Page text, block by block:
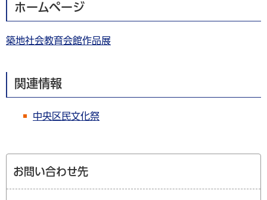
ホームページ
築地社会教育会館作品展
関連情報
中央区民文化祭
お問い合わせ先